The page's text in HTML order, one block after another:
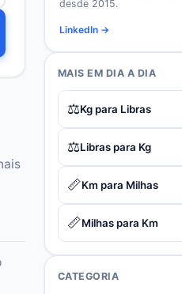
desde 2015.
LinkedIn →
MAIS EM DIA A DIA
⚖️Kg para Libras
⚖️Libras para Kg
📏Km para Milhas
📏Milhas para Km
CATEGORIA